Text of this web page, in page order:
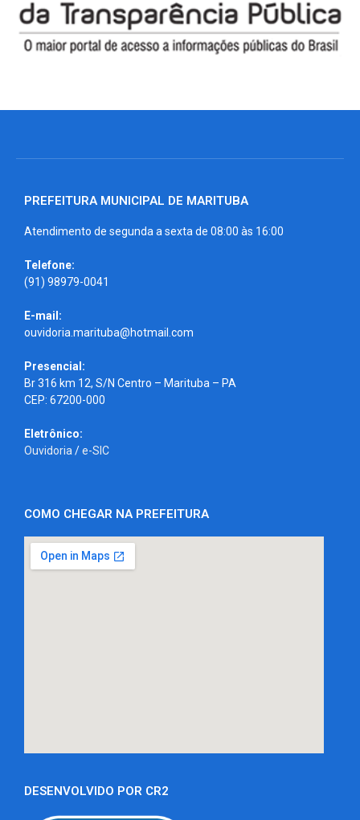
PREFEITURA MUNICIPAL DE MARITUBA
Atendimento de segunda a sexta de 08:00 às 16:00
Telefone:
(91) 98979-0041
E-mail:
ouvidoria.marituba@hotmail.com
Presencial:
Br 316 km 12, S/N Centro – Marituba – PA
CEP: 67200-000
Eletrônico:
Ouvidoria /e-SIC
COMO CHEGAR NA PREFEITURA
DESENVOLVIDO POR CR2